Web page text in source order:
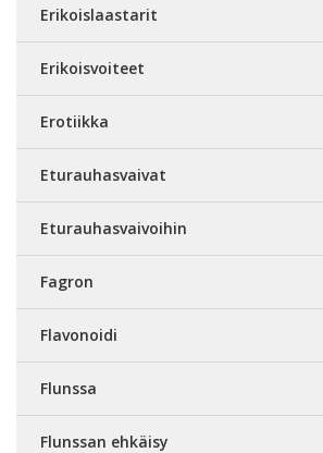
Erikoislaastarit
Erikoisvoiteet
Erotiikka
Eturauhasvaivat
Eturauhasvaivoihin
Fagron
Flavonoidi
Flunssa
Flunssan ehkäisy